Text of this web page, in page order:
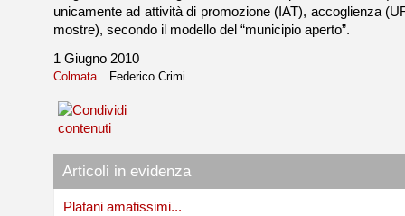
unicamente ad attività di promozione (IAT), accoglienza
mostre), secondo il modello del “municipio aperto”.
1 Giugno 2010
Colmata Federico Crimi
Articoli in evidenza
Platani amatissimi...